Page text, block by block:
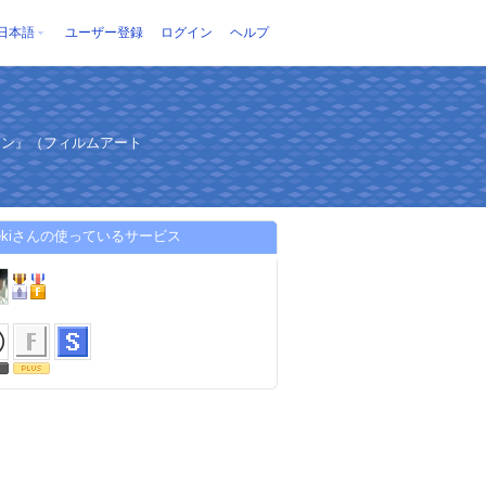
本語 ユーザー登録 ログイン ヘルプ
』（フィルムアート
さんの使っているサービス